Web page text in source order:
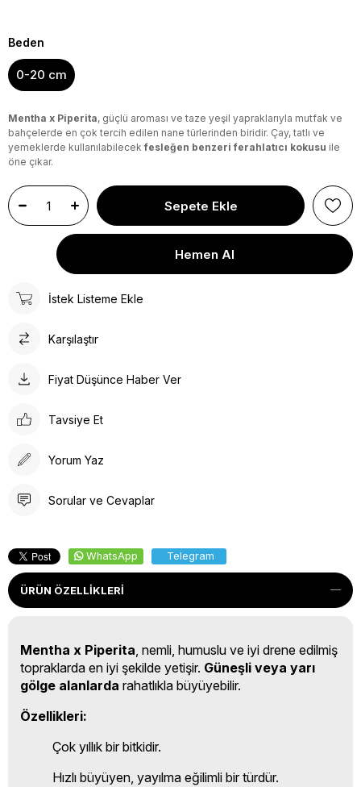
Beden
0-20 cm
Mentha x Piperita, güçlü aroması ve taze yeşil yapraklarıyla mutfak ve
bahçelerde en çok tercih edilen nane türlerinden biridir. Çay, tatlı ve
yemeklerde kullanılabilecek fesleğen benzeri ferahlatıcı kokusu ile
öne çıkar.
İstek Listeme Ekle
Karşılaştır
Fiyat Düşünce Haber Ver
Tavsiye Et
Yorum Yaz
Sorular ve Cevaplar
WhatsApp Telegram
ÜRÜN ÖZELLIKLERI
Mentha x Piperita, nemli, humuslu ve iyi drene edilmiş
topraklarda en iyi şekilde yetişir. Güneşli veya yarı
gölge alanlarda rahatlıkla büyüyebilir.
Özellikleri:
Çok yıllık bir bitkidir.
Hızlı büyüyen, yayılma eğilimli bir türdür.